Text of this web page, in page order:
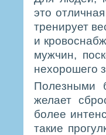
это
тренирует
и
мужчин,
нехорошего
Полезными
желает
более
такие